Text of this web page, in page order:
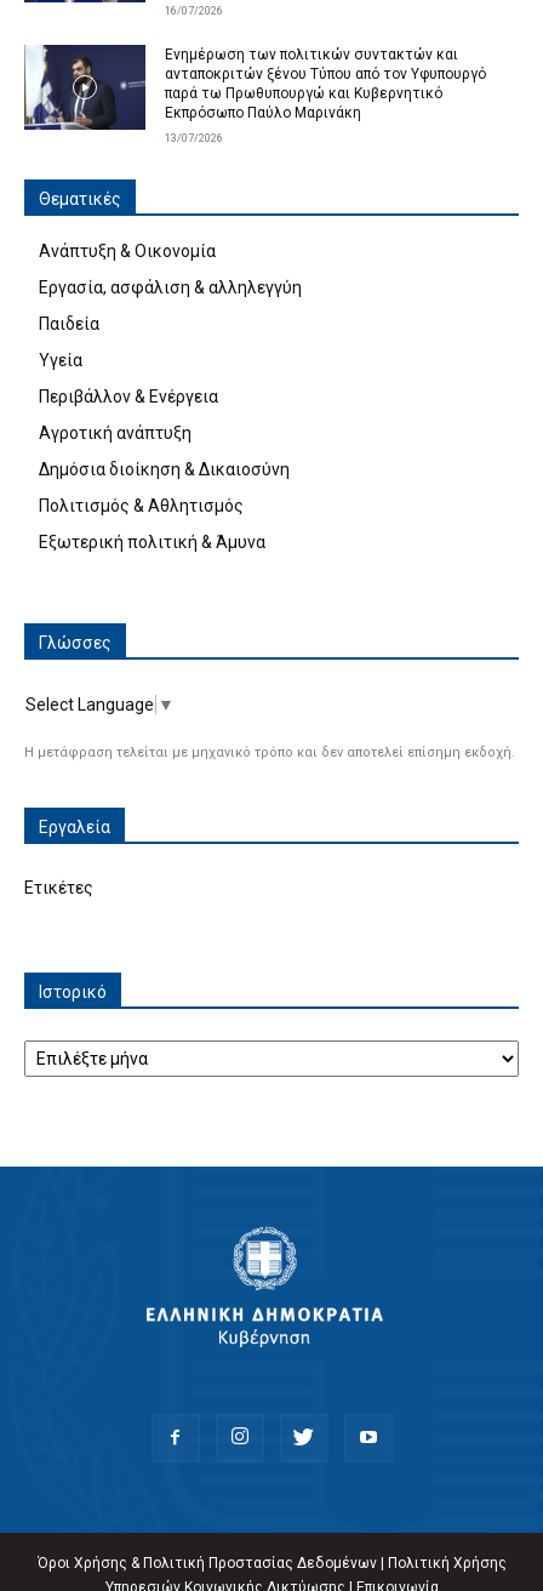
16/07/2026
Ενημέρωση των πολιτικών συντακτών και
ανταποκριτών ξένου Τύπου από τον Υφυπουργό
παρά τω Πρωθυπουργώ και Κυβερνητικό
Εκπρόσωπο Παύλο Μαρινάκη
13/07/2026
Θεματικές
Ανάπτυξη & Οικονομία
Εργασία, ασφάλιση & αλληλεγγύη
Παιδεία
Υγεία
Περιβάλλον & Ενέργεια
Αγροτική ανάπτυξη
Δημόσια διοίκηση & Δικαιοσύνη
Πολιτισμός & Αθλητισμός
Εξωτερική πολιτική & Άμυνα
Γλώσσες
Select Language ▼
Η μετάφραση τελείται με μηχανικό τρόπο και δεν αποτελεί επίσημη εκδοχή.
Εργαλεία
Ετικέτες
Ιστορικό
Όροι Χρήσης & Πολιτική Προστασίας Δεδομένων|
Πολιτική Χρήσης